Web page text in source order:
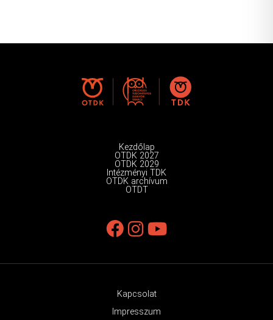
Kezdőlap
OTDK 2027
OTDK 2029
Intézményi TDK
OTDK archívum
OTDT
Kapcsolat
Impresszum